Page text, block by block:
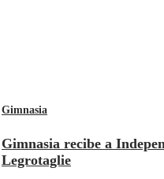
Gimnasia
Gimnasia recibe a
Legrotaglie